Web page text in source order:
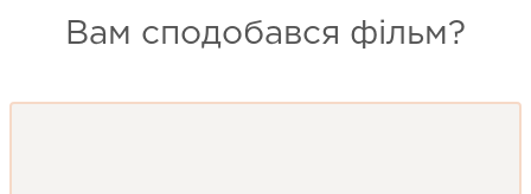
Вам сподобався фільм?